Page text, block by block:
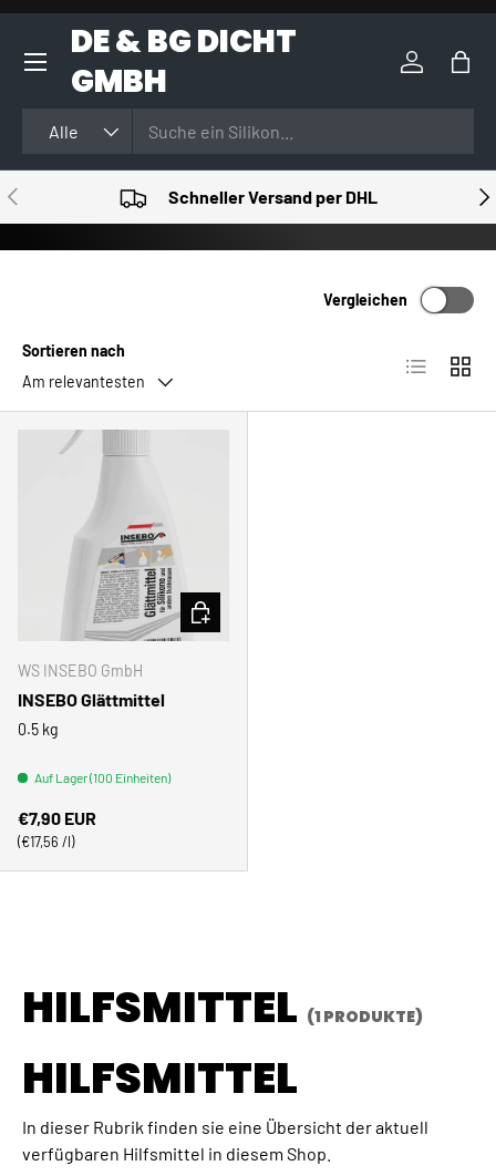
DIREKT ZUM INHALT
DE & BG DICHT
GMBH
Alle
Einloggen
VORHERIGE Schneller Versand per DHL
Sortieren nach
Am relevantesten
Vergleichen
WS INSEBO GmbH
INSEBO Glättmittel
0.5 kg
Auf Lager (100 Einheiten)
Normaler Preis
€7,90 EUR
Grundpreis
€17,56 /l
IN DEN WARENKORB
HILFSMITTEL (1 PRODUKTE)
HILFSMITTEL
In dieser Rubrik finden sie eine Übersicht der aktuell
verfügbaren Hilfsmittel in diesem Shop.